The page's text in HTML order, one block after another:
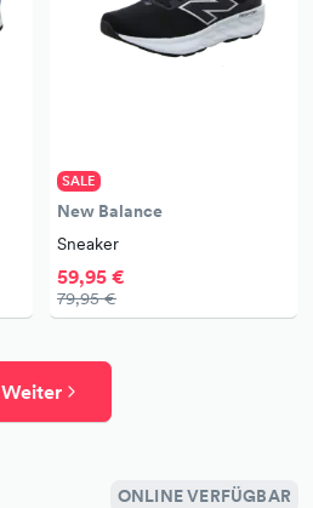
SALE
New Balance
Sneaker
59,95 €
79,95 €
Weiter
ONLINE VERFÜGBAR